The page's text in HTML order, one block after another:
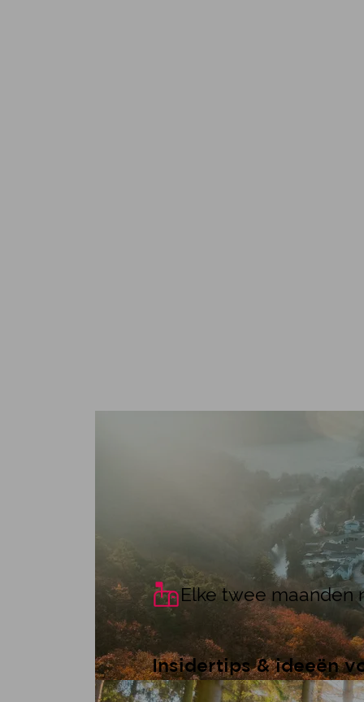
Top tips voor het
Win­ter­se
Elke twee maanden
Insidertips & ideeën